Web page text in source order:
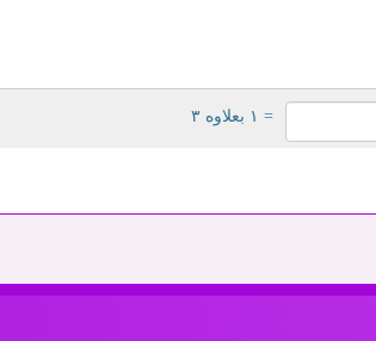
= ۱ بعلاوه ۳